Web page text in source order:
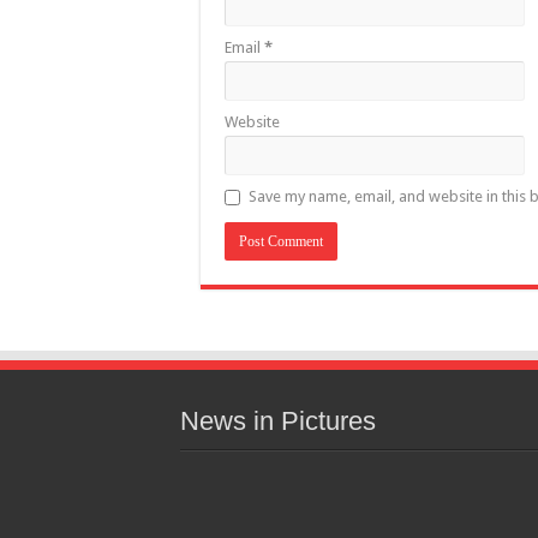
Email *
Website
Save my name, email, and website in
News in Pictures